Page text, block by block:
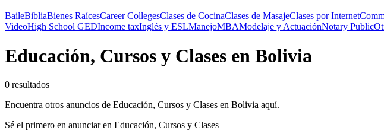
BaileBibliaBienes RaícesCareer CollegesClases de CocinaClases de MasajeClases por Internet
VideoHigh School GEDIncome taxInglés y ESLManejoMBAModelaje y ActuaciónNotary Public
Educación, Cursos y Clases en Bolivia
0 resultados
Encuentra otros anuncios de Educación, Cursos y Clases en Bolivia aquí.
Sé el primero en anunciar en Educación, Cursos y Clases